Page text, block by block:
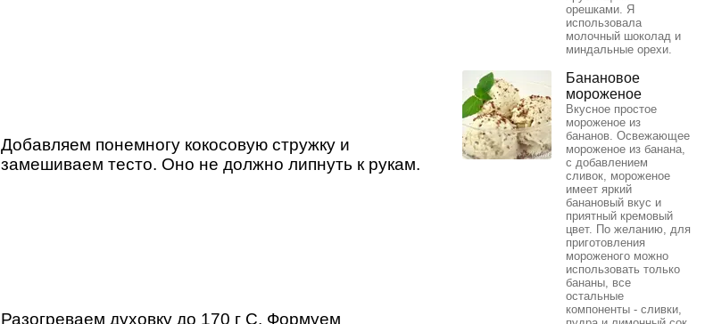
Добавляем понемногу кокосовую стружку и
замешиваем тесто. Оно не должно липнуть к рукам.
Разогреваем духовку до 170 г С. Формуем
орешками. Я
использовала
молочный шоколад и
миндальные орехи.
Банановое
мороженое
Вкусное простое
мороженое из
бананов. Освежающее
мороженое из банана,
с добавлением
сливок, мороженое
имеет яркий
банановый вкус и
приятный кремовый
цвет. По желанию, для
приготовления
мороженого можно
использовать только
бананы, все
остальные
компоненты - сливки,